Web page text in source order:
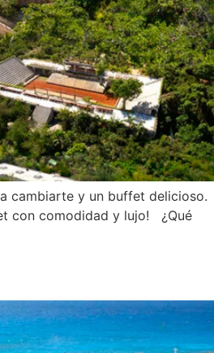
cambiarte y un buffet delicioso.
con comodidad y lujo! ¿Qué